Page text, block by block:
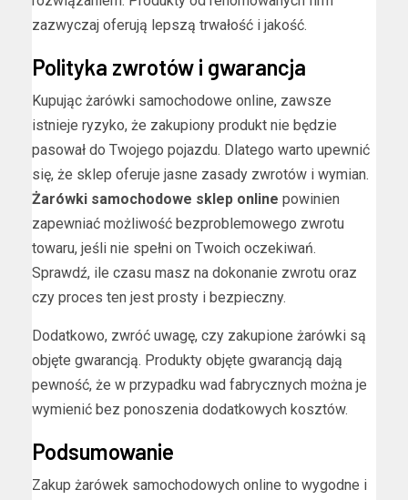
zazwyczaj oferują lepszą trwałość i jakość.
Polityka zwrotów i gwarancja
Kupując żarówki samochodowe online, zawsze
istnieje ryzyko, że zakupiony produkt nie będzie
pasował do Twojego pojazdu. Dlatego warto upewnić
się, że sklep oferuje jasne zasady zwrotów i wymian.
Żarówki samochodowe sklep online powinien
zapewniać możliwość bezproblemowego zwrotu
towaru, jeśli nie spełni on Twoich oczekiwań.
Sprawdź, ile czasu masz na dokonanie zwrotu oraz
czy proces ten jest prosty i bezpieczny.
Dodatkowo, zwróć uwagę, czy zakupione żarówki są
objęte gwarancją. Produkty objęte gwarancją dają
pewność, że w przypadku wad fabrycznych można je
wymienić bez ponoszenia dodatkowych kosztów.
Podsumowanie
Zakup żarówek samochodowych online to wygodne i